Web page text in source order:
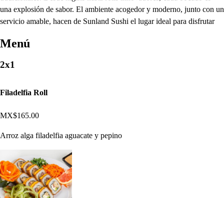
una explosión de sabor. El ambiente acogedor y moderno, junto con un
servicio amable, hacen de Sunland Sushi el lugar ideal para disfrutar
Menú
2x1
Filadelfia Roll
MX$165.00
Arroz alga filadelfia aguacate y pepino